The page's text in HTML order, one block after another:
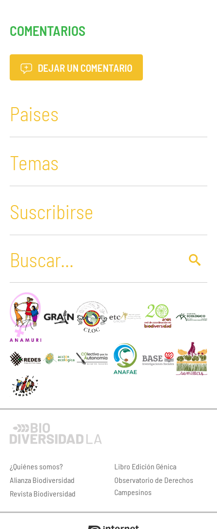
COMENTARIOS
DEJAR UN COMENTARIO
Paises
Temas
Suscribirse
¿Quiénes somos?
Alianza Biodiversidad
Revista Biodiversidad
Libro Edición Génica
Observatorio de Derechos
Campesinos